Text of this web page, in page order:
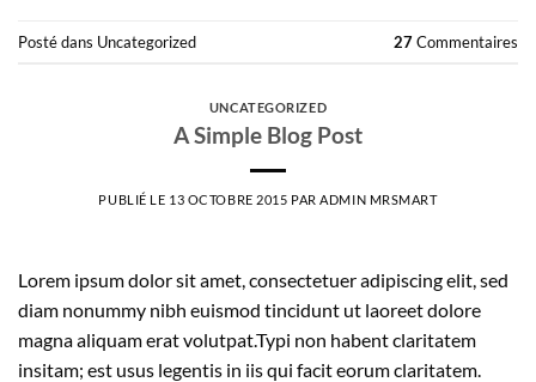
Posté dans Uncategorized 27Commentaires
UNCATEGORIZED
A Simple Blog Post
PUBLIÉ LE 13 OCTOBRE 2015 PARADMIN MRSMART
Lorem ipsum dolor sit amet, consectetuer adipiscing elit, sed
diam nonummy nibh euismod tincidunt ut laoreet dolore
magna aliquam erat volutpat.Typi non habent claritatem
insitam; est usus legentis in iis qui facit eorum claritatem.